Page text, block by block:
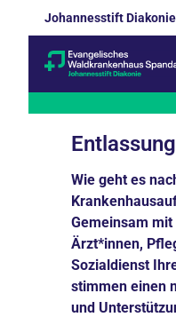
Johannesstift Diakonie
Wie geht es
Gemeinsam
Ärzt*innen,
Sozialdienst
stimmen einen
und